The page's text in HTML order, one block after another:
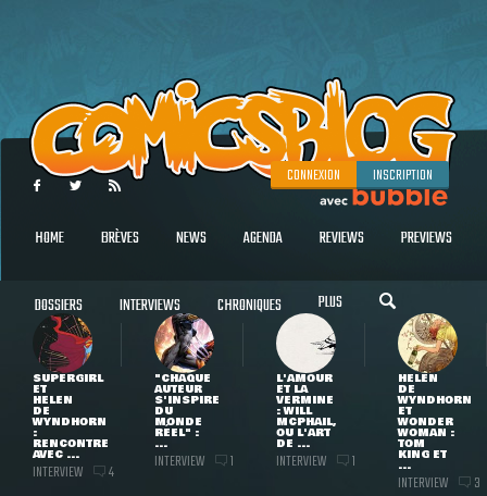
CONNEXION INSCRIPTION
HOME BRÈVES NEWS AGENDA REVIEWS PREVIEWS
DOSSIERS INTERVIEWS CHRONIQUES PLUS
SUPERGIRL
ET
HELEN
DE
WYNDHORN
:
RENCONTRE
AVEC ...
INTERVIEW 4
"CHAQUE
AUTEUR
S'INSPIRE
DU
MONDE
RÉEL" :
...
INTERVIEW 1
L'AMOUR
ET LA
VERMINE
: WILL
MCPHAIL,
OU L'ART
DE ...
INTERVIEW 1
HELEN
DE
WYNDHORN
ET
WONDER
WOMAN :
TOM
KING ET
...
INTERVIEW 3